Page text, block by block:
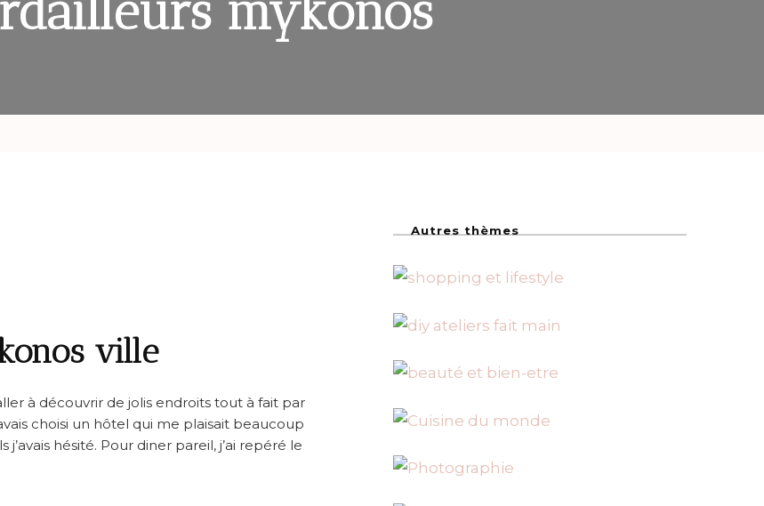
mykonos
ville
à découvrir de jolis endroits tout à fait par
choisi un hôtel qui me plaisait beaucoup
hésité. Pour diner pareil, j’ai repéré le
Autres thèmes